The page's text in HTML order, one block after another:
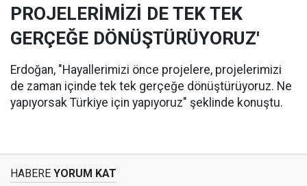
PROJELERİMİZİ DE TEK TEK
GERÇEĞE DÖNÜŞTÜRÜYORUZ'
Erdoğan, "Hayallerimizi önce projelere, projelerimizi
de zaman içinde tek tek gerçeğe dönüştürüyoruz. Ne
yapıyorsak Türkiye için yapıyoruz" şeklinde konuştu.
HABERE YORUM KAT